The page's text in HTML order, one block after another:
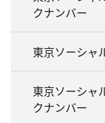
クナンバー
東京ソーシャ
東京ソーシ
クナンバー